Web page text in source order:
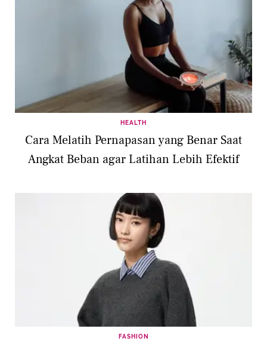
HEALTH
Cara Melatih Pernapasan yang Benar Saat
Angkat Beban agar Latihan Lebih Efektif
FASHION